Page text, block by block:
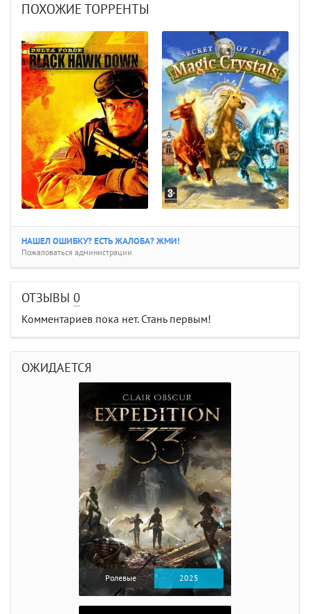
ПОХОЖИЕ ТОРРЕНТЫ
НАШЕЛ ОШИБКУ? ЕСТЬ ЖАЛОБА? ЖМИ!
Пожаловаться администрации
ОТЗЫВЫ 0
Комментариев пока нет. Стань первым!
ОЖИДАЕТСЯ
Ролевые 2025